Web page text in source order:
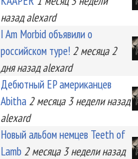
назад alexard
I Am Morbid объявили о
российском туре! 2 месяца 2
дняназад alexard
Дебютный EP американцев
Abitha 2 месяца 3 неделиназад
alexard
Новый альбом немцев Teeth of
Lamb 2 месяца 3 неделиназад